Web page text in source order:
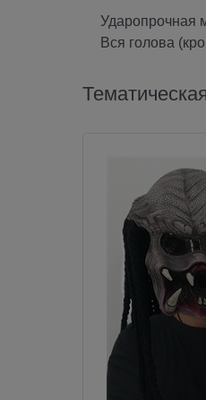
Ударопрочная
Вся голова